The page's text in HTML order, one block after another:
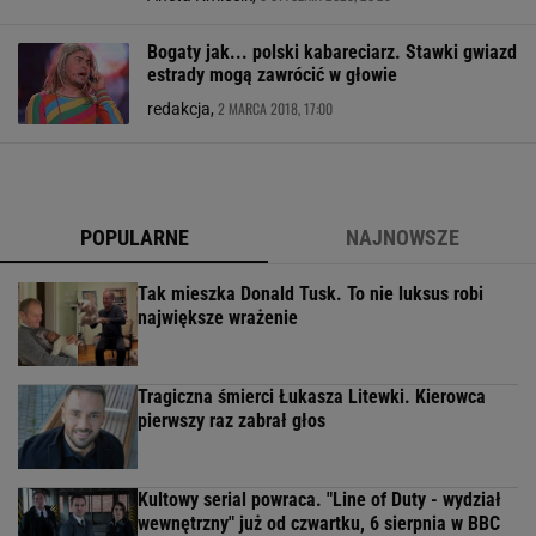
Bogaty jak... polski kabareciarz. Stawki gwiazd
estrady mogą zawrócić w głowie
redakcja, 2 MARCA 2018, 17:00
POPULARNE NAJNOWSZE
Tak mieszka Donald Tusk. To nie luksus robi
największe wrażenie
Tragiczna śmierci Łukasza Litewki. Kierowca
pierwszy raz zabrał głos
Kultowy serial powraca. "Line of Duty - wydział
wewnętrzny" już od czwartku, 6 sierpnia w BBC